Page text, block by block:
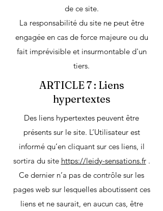
de ce site.
La responsabilité du site ne peut être
engagée en cas de force majeure ou du
fait imprévisible et insurmontable d'un
tiers.
ARTICLE 7 : Liens
hypertextes
Des liens hypertextes peuvent être
présents sur le site. L’Utilisateur est
informé qu’en cliquant sur ces liens, il
sortira du site https://leidy-sensations.fr.
Ce dernier n’a pas de contrôle sur les
pages web sur lesquelles aboutissent ces
liens et ne saurait, en aucun cas, être